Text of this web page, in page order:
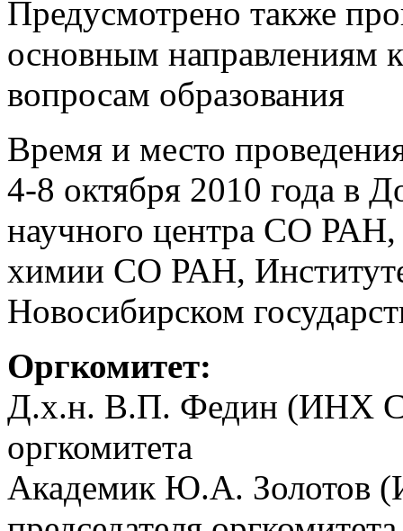
Предусмотрено также
основным направлениям
вопросам образования
Время и место
4-8 октября 2010 года в
научного центра СО РАН,
химии СО РАН,
Новосибирском
Оргкомитет:
Д.х.н. В.П. Федин (ИНХ
оргкомитета
Академик Ю.А. Золотов